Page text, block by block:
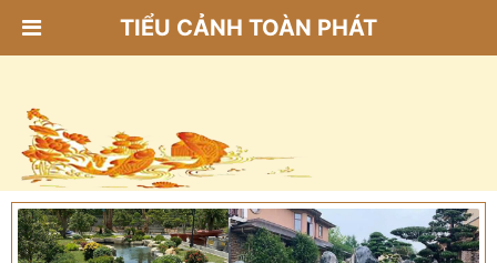
TIỂU CẢNH TOÀN PHÁT